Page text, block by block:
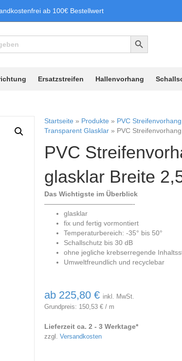
ab 100€ Bestellwert
Search Button
Ersatzstreifen Hallenvorhang
Startseite » Produkte » PVC Streifenvorhang
Transparent Glasklar » PVC
PVC
glasklar Breite
Das Wichtigste im Überblick
—————————————-
glasklar
fix und fertig vormontiert
Temperaturbereich: -35° bis 50°
Schallschutz bis 30 dB
ohne jegliche krebserregende
Umweltfreundlich und recyclebar
ab 225,80 € inkl. MwSt.
Grundpreis: 150,53 € / m
Lieferzeit ca. 2 - 3 Werktage*
zzgl. Versandkosten